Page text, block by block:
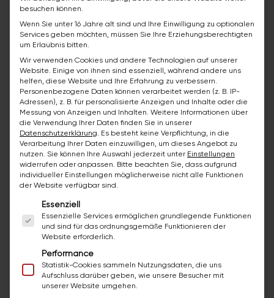
anfrage@bazuba.world
Preleitner
Company Register:FN 177321 t
Handelsgericht Wiener Neustadt
UID-Nr.:ATU 46262002
Authority pursuant to the E-Commerce
Neustadt
Professional group:
providers
Authorizations:Administration and
exploitation of patents, licenses and
besuchen können.
Wenn Sie unter 16 Jahre alt sind und Ihre Einwilligung zu optionalen
Services geben möchten, müssen Sie Ihre Erziehungsberechtigten
um Erlaubnis bitten.
Wir verwenden Cookies und andere Technologien auf unserer
Website. Einige von ihnen sind essenziell, während andere uns
helfen, diese Website und Ihre Erfahrung zu verbessern.
Personenbezogene Daten können verarbeitet werden (z. B. IP-
Adressen), z. B. für personalisierte Anzeigen und Inhalte oder die
Messung von Anzeigen und Inhalten. Weitere Informationen über
die Verwendung Ihrer Daten finden Sie in unserer
Datenschutzerklärung. Es besteht keine Verpflichtung, in die
Verarbeitung Ihrer Daten einzuwilligen, um dieses Angebot zu
nutzen. Sie können Ihre Auswahl jederzeit unter Einstellungen
widerrufen oder anpassen. Bitte beachten Sie, dass aufgrund
individueller Einstellungen möglicherweise nicht alle Funktionen
der Website verfügbar sind.
Es folgt eine Liste der Service-Gruppen, für die
Essenziell
Essenzielle Services ermöglichen grundlegende Funktionen
und sind für das ordnungsgemäße Funktionieren der
Website erforderlich.
Performance
Statistik-Cookies sammeln Nutzungsdaten, die uns
Aufschluss darüber geben, wie unsere Besucher mit
unserer Website umgehen.